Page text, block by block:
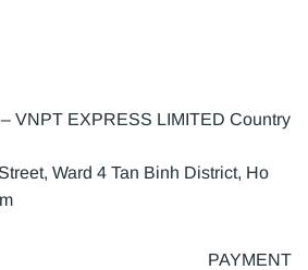
VNPT EXPRESS LIMITED Country
Ward 4 Tan Binh District, Ho
PAYMENT